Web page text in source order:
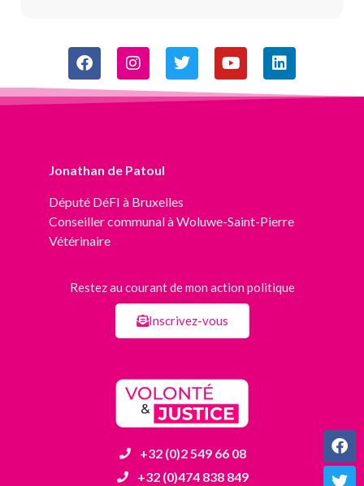
Jonathan de Patoul
Député DéFI à Bruxelles
Conseiller communal à Woluwe-Saint-Pierre
Vétérinaire
Restez au courant de mon action politique
Inscrivez-vous
+32 (0)2 549 66 08
+32 (0)474 838 849